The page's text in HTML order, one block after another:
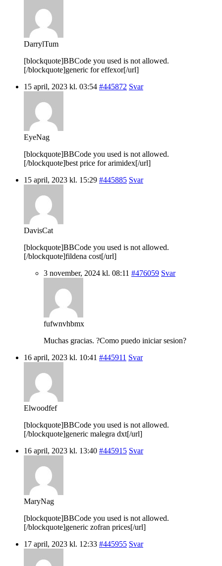
DarrylTum
[blockquote]BBCode you used is not allowed.
[/blockquote]generic for effexor[/url]
15 april, 2023 kl. 03:54 #445872 Svar
EyeNag
[blockquote]BBCode you used is not allowed.
[/blockquote]best price for arimidex[/url]
15 april, 2023 kl. 15:29 #445885 Svar
DavisCat
[blockquote]BBCode you used is not allowed.
[/blockquote]fildena cost[/url]
3 november, 2024 kl. 08:11 #476059 Svar
fufwnvhbmx
Muchas gracias. ?Como puedo iniciar sesion?
16 april, 2023 kl. 10:41 #445911 Svar
Elwoodfef
[blockquote]BBCode you used is not allowed.
[/blockquote]generic malegra dxt[/url]
16 april, 2023 kl. 13:40 #445915 Svar
MaryNag
[blockquote]BBCode you used is not allowed.
[/blockquote]generic zofran prices[/url]
17 april, 2023 kl. 12:33 #445955 Svar